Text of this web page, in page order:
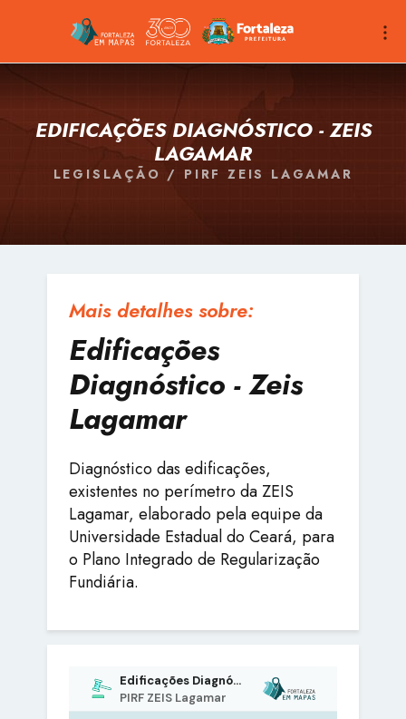
EDIFICAÇÕES DIAGNÓSTICO - ZEIS
LAGAMAR
LEGISLAÇÃO / PIRF ZEIS LAGAMAR
Mais detalhes sobre:
Edificações
Diagnóstico - Zeis
Lagamar
Diagnóstico das edificações,
existentes no perímetro da ZEIS
Lagamar, elaborado pela equipe da
Universidade Estadual do Ceará, para
o Plano Integrado de Regularização
Fundiária.